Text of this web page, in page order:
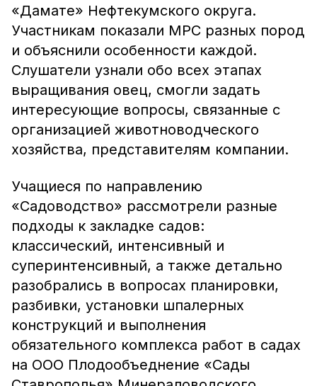
«Дамате» Нефтекумского округа.
Участникам показали МРС разных пород
и объяснили особенности каждой.
Слушатели узнали обо всех этапах
выращивания овец, смогли задать
интересующие вопросы, связанные с
организацией животноводческого
хозяйства, представителям компании.
Учащиеся по направлению
«Садоводство» рассмотрели разные
подходы к закладке садов:
классический, интенсивный и
суперинтенсивный, а также детально
разобрались в вопросах планировки,
разбивки, установки шпалерных
конструкций и выполнения
обязательного комплекса работ в садах
на ООО Плодообъеднение «Сады